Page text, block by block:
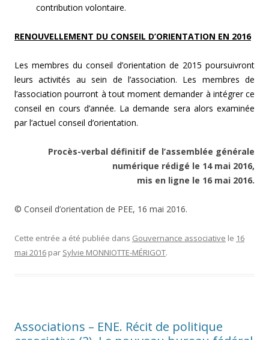
contribution volontaire.
RENOUVELLEMENT DU CONSEIL D’ORIENTATION EN 2016
Les membres du conseil d’orientation de 2015 poursuivront
leurs activités au sein de l’association. Les membres de
l’association pourront à tout moment demander à intégrer ce
conseil en cours d’année. La demande sera alors examinée
par l’actuel conseil d’orientation.
Procès-verbal définitif de l’assemblée générale
numérique rédigé le 14 mai 2016,
mis en ligne le 16 mai 2016.
© Conseil d’orientation de PEE, 16 mai 2016.
Cette entrée a été publiée dans Gouvernance associative le 16
mai 2016 par Sylvie MONNIOTTE-MÉRIGOT.
Associations – ENE. Récit de politique